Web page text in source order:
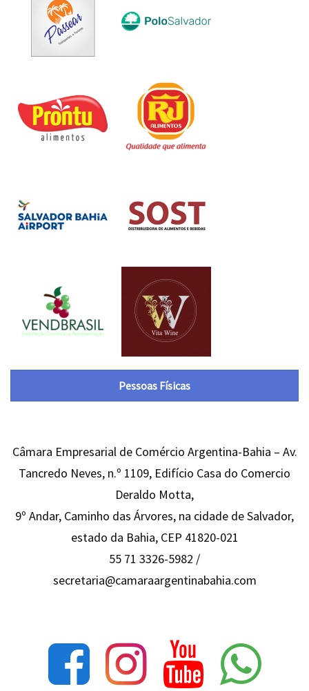
Pessoas Físicas
Câmara Empresarial de Comércio Argentina-Bahia – Av.
Tancredo Neves, n.º 1109, Edifício Casa do Comercio
Deraldo Motta,
9º Andar, Caminho das Árvores, na cidade de Salvador,
estado da Bahia, CEP 41820-021
55 71 3326-5982 /
secretaria@camaraargentinabahia.com